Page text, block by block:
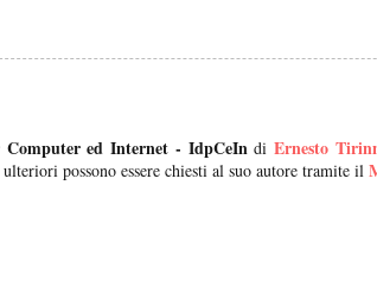
Computer ed Internet - IdpCeIndiErnesto
ulteriori possono essere chiesti al suo autore tramite il